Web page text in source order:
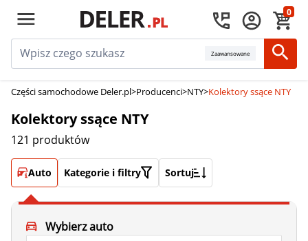
0
Zaawansowane
Części samochodowe Deler.pl>Producenci>NTY>Kolektory ssące NTY
Kolektory ssące NTY
121 produktów
Auto Kategorie i filtry Sortuj
Wybierz auto